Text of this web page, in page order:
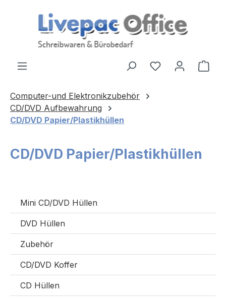
Zum Hauptinhalt springen
Computer-und Elektronikzubehör
CD/DVD Aufbewahrung
CD/DVD Papier/Plastikhüllen
CD/DVD Papier/Plastikhüllen
Mini CD/DVD Hüllen
DVD Hüllen
Zubehör
CD/DVD Koffer
CD Hüllen